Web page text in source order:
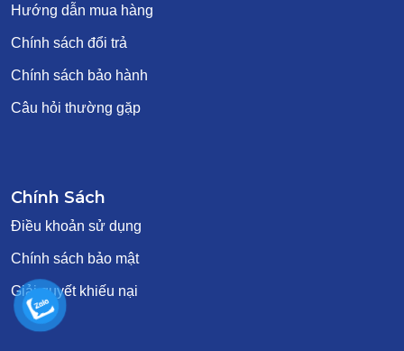
Hướng dẫn mua hàng
Chính sách đổi trả
Chính sách bảo hành
Câu hỏi thường gặp
Chính Sách
Điều khoản sử dụng
Chính sách bảo mật
Giải quyết khiếu nại